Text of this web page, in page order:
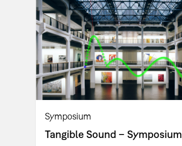
Symposium
Tangible Sound – Symposium